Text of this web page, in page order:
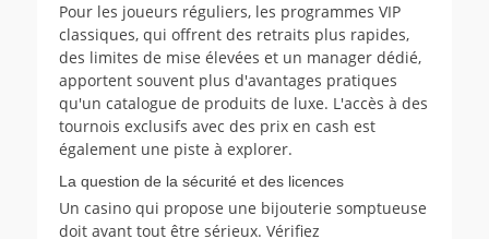
Pour les joueurs réguliers, les programmes VIP
classiques, qui offrent des retraits plus rapides,
des limites de mise élevées et un manager dédié,
apportent souvent plus d'avantages pratiques
qu'un catalogue de produits de luxe. L'accès à des
tournois exclusifs avec des prix en cash est
également une piste à explorer.
La question de la sécurité et des licences
Un casino qui propose une bijouterie somptueuse
doit avant tout être sérieux. Vérifiez